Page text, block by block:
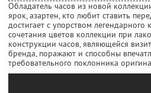
Обладатель часов из новой
ярок, азартен, кто любит ставить
достигает с упорством легендарного
сочетания цветов коллекции при
конструкции часов, являющейся
бренда, поражают и способны
требовательного поклонника